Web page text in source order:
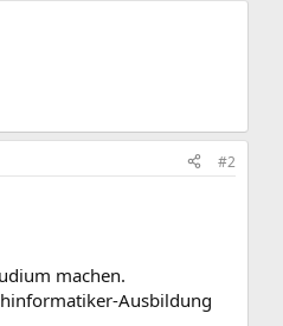
#2
machen.
Ausbildung